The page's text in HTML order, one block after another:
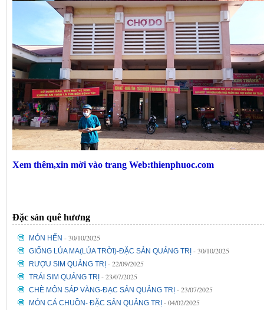
Xem thêm,xin mời vào trang Web:thienphuoc.com
Đặc sản quê hương
MÓN HẾN - 30/10/2025
GIỐNG LÚA MA(LÚA TRỜI)-ĐẶC SẢN QUẢNG TRỊ - 30/10/2025
RƯỢU SIM QUẢNG TRỊ - 22/09/2025
TRÁI SIM QUẢNG TRỊ - 23/07/2025
CHÈ MÔN SÁP VÀNG-ĐẠC SẢN QUẢNG TRỊ - 23/07/2025
MÓN CÁ CHUỒN- ĐẶC SẢN QUẢNG TRỊ - 04/02/2025